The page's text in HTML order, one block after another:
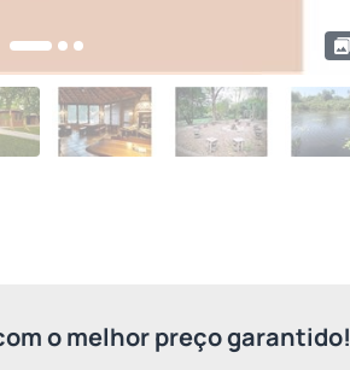
o melhor preço garantido!